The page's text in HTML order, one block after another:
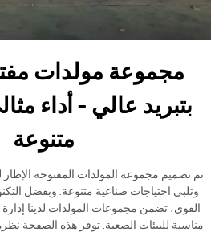
مجموعة مولدات
بتبريد عالي – أداء
متنوعة
تم تصميم مجموعة المولدات المفتوحة الإطار
وتلبي احتياجات صناعية متنوعة. وبفضل
القوي، تضمن مجموعات المولدات لدينا إدارة
مناسبة للبيئات الصعبة. توفر هذه الصفحة